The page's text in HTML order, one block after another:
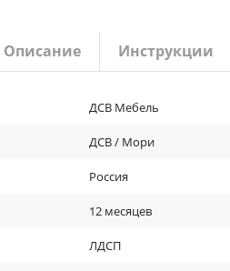
Описание Инструкции
ДСВ Мебель
ДСВ / Мори
Россия
12 месяцев
ЛДСП